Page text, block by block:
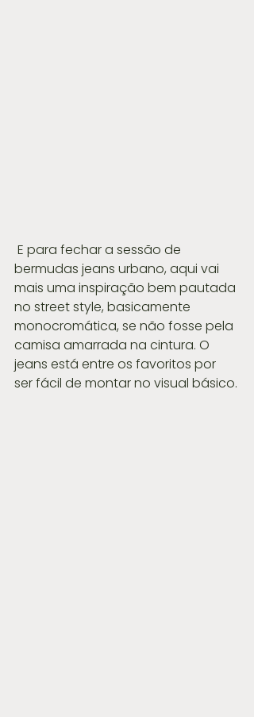
bermudas jeans urbano, aqui vai
mais uma inspiração bem pautada
no street style, basicamente
monocromática, se não fosse pela
camisa amarrada na cintura. O
jeans está entre os favoritos por
ser fácil de montar no visual básico.